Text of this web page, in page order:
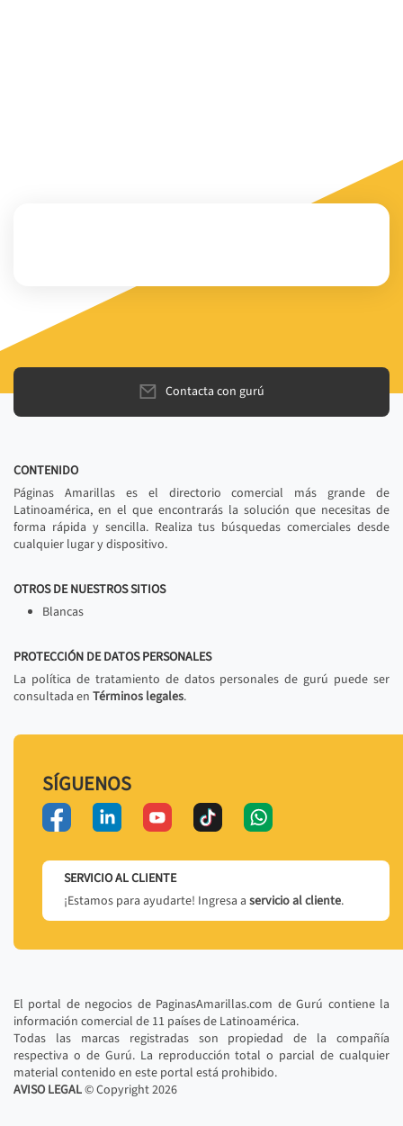
Contacta con gurú
CONTENIDO
Páginas Amarillas es el directorio comercial más grande de
Latinoamérica, en el que encontrarás la solución que necesitas de
forma rápida y sencilla. Realiza tus búsquedas comerciales desde
cualquier lugar y dispositivo.
OTROS DE NUESTROS SITIOS
Blancas
PROTECCIÓN DE DATOS PERSONALES
La política de tratamiento de datos personales de gurú puede ser
consultada en Términos legales.
SÍGUENOS
SERVICIO AL CLIENTE
¡Estamos para ayudarte! Ingresa a servicio al cliente.
El portal de negocios de PaginasAmarillas.com de Gurú contiene la
información comercial de 11 países de Latinoamérica.
Todas las marcas registradas son propiedad de la compañía
respectiva o de Gurú. La reproducción total o parcial de cualquier
material contenido en este portal está prohibido.
AVISO LEGAL© Copyright2026